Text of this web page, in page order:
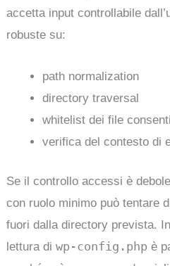
accetta input controllabile
robuste su:
path normalization
directory traversal
whitelist dei file
verifica del contesto di
Se il controllo accessi è
con ruolo minimo può tentare
fuori dalla directory prevista.
lettura diwp-config.php è